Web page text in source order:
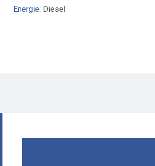
Energie: Diesel